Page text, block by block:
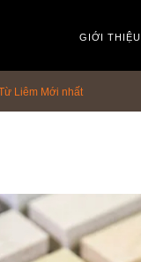
GIỚI THIỆU
Liêm Mới nhất